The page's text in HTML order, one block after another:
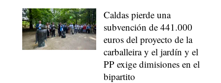
Caldas pierde una
subvención de 441.000
euros del proyecto de la
carballeira y el jardín y el
PP exige dimisiones en el
bipartito